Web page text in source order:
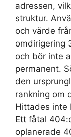
adressen,
struktur.
och värde
omdirigering
och bör inte
permanent.
den
rankning om
Hittades inte
Ett fåtal
oplanerade